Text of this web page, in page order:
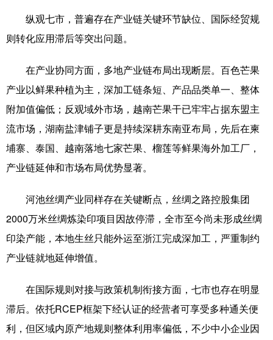
纵观七市，普遍存在产业链关键环节缺位、国际经贸规
则转化应用滞后等突出问题。
在产业协同方面，多地产业链布局出现断层。百色芒果
产业以鲜果种植为主，深加工链条短、产品品类单一、整体
附加值偏低；反观域外市场，越南芒果干已牢牢占据东盟主
流市场，湖南盐津铺子更是持续深耕东南亚布局，先后在柬
埔寨、泰国、越南落地七家芒果、榴莲等鲜果海外加工厂，
产业链延伸和市场布局优势显著。
河池丝绸产业同样存在关键断点，丝绸之路控股集团
2000万米丝绸炼染印项目因故停滞，全市至今尚未形成丝绸
印染产能，本地生丝只能外运至浙江完成深加工，严重制约
产业链就地延伸增值。
在国际规则对接与政策机制衔接方面，七市也存在明显
滞后。依托RCEP框架下经认证的经营者可享受多种通关便
利，但区域内原产地规则整体利用率偏低，不少中小企业因